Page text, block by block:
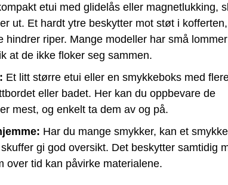
etui med glidelås eller magnetlukking,
ut. Et hardt ytre beskytter mot støt i kofferten,
hindrer riper. Mange modeller har små
at de ikke floker seg sammen.
Et litt større etui eller en smykkeboks med
eller badet. Her kan du oppbevare de
mest, og enkelt ta dem av og på.
Har du mange smykker, kan et
gi god oversikt. Det beskytter samtidig
over tid kan påvirke materialene.